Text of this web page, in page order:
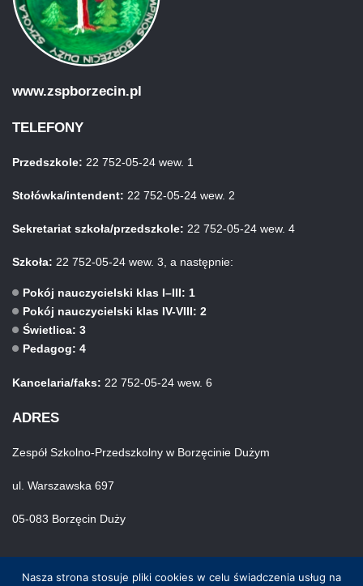
www.zspborzecin.pl
TELEFONY
Przedszkole: 22 752-05-24 wew. 1
Stołówka/intendent: 22 752-05-24 wew. 2
Sekretariat szkoła/przedszkole: 22 752-05-24 wew. 4
Szkoła: 22 752-05-24 wew. 3, a następnie:
Pokój nauczycielski klas I–III: 1
Pokój nauczycielski klas IV-VIII: 2
Świetlica: 3
Pedagog: 4
Kancelaria/faks: 22 752-05-24 wew. 6
ADRES
Zespół Szkolno-Przedszkolny w Borzęcinie Dużym
ul. Warszawska 697
05-083 Borzęcin Duży
Nasza strona stosuje pliki cookies w celu świadczenia usług na